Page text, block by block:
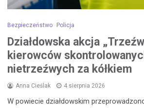
Bezpieczeństwo Policja
Działdowska akcja
kierowców
nietrzeźwych za kółkiem
Anna Cieślak 4 sierpnia 2026
W powiecie działdowskim